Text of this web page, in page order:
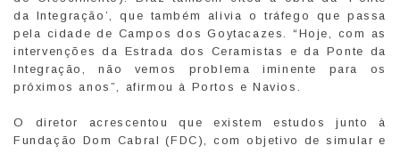
da Integração’, que também alivia o tráfego que passa
pela cidade de Campos dos Goytacazes. “Hoje, com as
intervenções da Estrada dos Ceramistas e da Ponte da
Integração, não vemos problema iminente para os
próximos anos”, afirmou à Portos e Navios.
O diretor acrescentou que existem estudos junto à
Fundação Dom Cabral (FDC), com objetivo de simular e